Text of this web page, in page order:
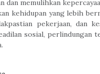
memulihkan
kehidupan yang lebih
pekerjaan, dan
sosial, perlindungan